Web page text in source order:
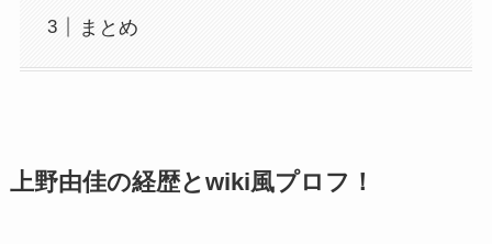
まとめ
上野由佳の経歴とwiki風プロフ！